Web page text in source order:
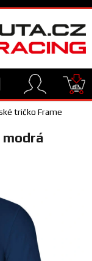
tričko Frame
modrá